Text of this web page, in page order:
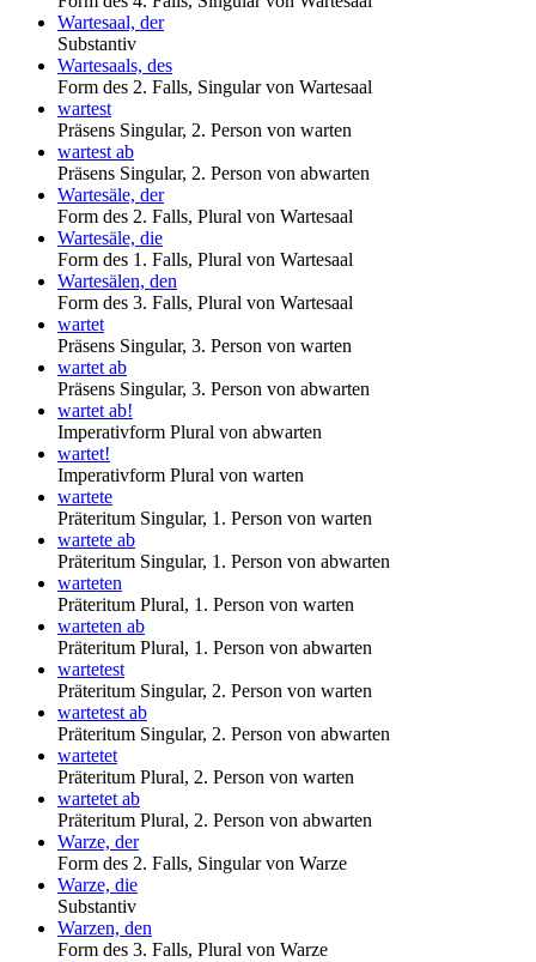
Wartesaal, der
Substantiv
Wartesaals, des
Form des 2. Falls, Singular von Wartesaal
wartest
Präsens Singular, 2. Person von warten
wartest ab
Präsens Singular, 2. Person von abwarten
Wartesäle, der
Form des 2. Falls, Plural von Wartesaal
Wartesäle, die
Form des 1. Falls, Plural von Wartesaal
Wartesälen, den
Form des 3. Falls, Plural von Wartesaal
wartet
Präsens Singular, 3. Person von warten
wartet ab
Präsens Singular, 3. Person von abwarten
wartet ab!
Imperativform Plural von abwarten
wartet!
Imperativform Plural von warten
wartete
Präteritum Singular, 1. Person von warten
wartete ab
Präteritum Singular, 1. Person von abwarten
warteten
Präteritum Plural, 1. Person von warten
warteten ab
Präteritum Plural, 1. Person von abwarten
wartetest
Präteritum Singular, 2. Person von warten
wartetest ab
Präteritum Singular, 2. Person von abwarten
wartetet
Präteritum Plural, 2. Person von warten
wartetet ab
Präteritum Plural, 2. Person von abwarten
Warze, der
Form des 2. Falls, Singular von Warze
Warze, die
Substantiv
Warzen, den
Form des 3. Falls, Plural von Warze